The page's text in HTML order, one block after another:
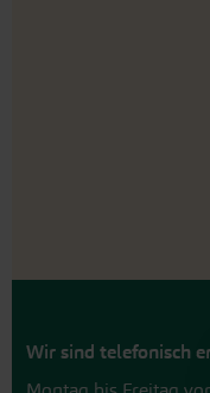
Wir sind telefonisch